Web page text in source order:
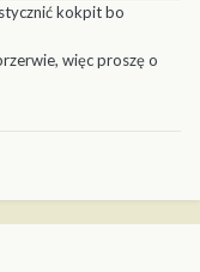
kokpit bo
więc proszę o